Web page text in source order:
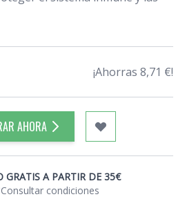
¡Ahorras 8,71 €!
AHORA
GRATIS A PARTIR DE 35€
condiciones